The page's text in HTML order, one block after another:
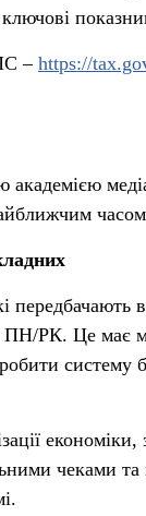
–https://
РК. Це має
чеками